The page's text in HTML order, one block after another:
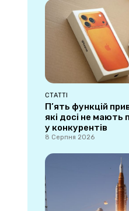
СТАТТІ
П’ять функцій
які досі не мають
у конкурентів
8 Серпня 2026